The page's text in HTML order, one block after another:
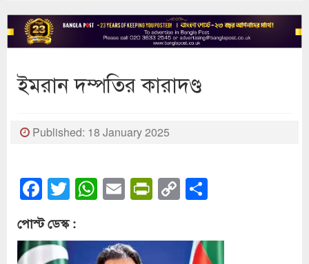
ইমরান দম্পতির কারাদণ্ড
Published: 18 January 2025
Facebook
Twitter
WhatsApp
EmailPrintFriendly
Copy
Link
পোস্ট ডেস্ক :